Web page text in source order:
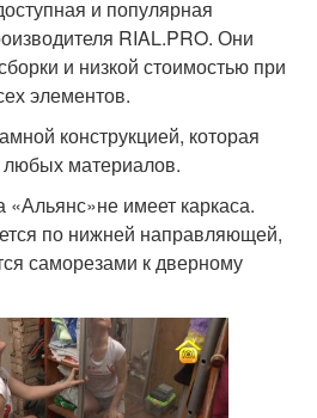
и популярная
RIAL.PRO. Они
и низкой стоимостью при
элементов.
конструкцией, которая
материалов.
имеет каркаса.
по нижней направляющей,
саморезами к дверному